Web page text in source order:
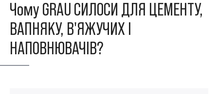
Чому GRAU СИЛОСИ ДЛЯ ЦЕМЕНТУ,
ВАПНЯКУ, В'ЯЖУЧИХ І
НАПОВНЮВАЧІВ?